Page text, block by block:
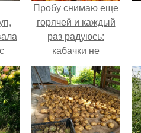
Пробу снимаю еще
горячей и каждый
раз радуюсь:
кабачки не
развариваются, а
соус получается
густым и
пикантным.